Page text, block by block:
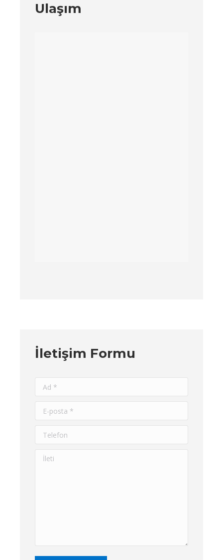
Ulaşım
İletişim Formu
Ad *
E-posta *
Telefon
İleti